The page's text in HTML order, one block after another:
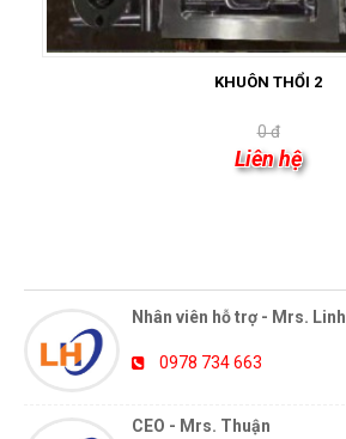
KHUÔN THỔI 2
0 đ
Liên hệ
Nhân viên hỗ trợ - Mrs. Linh
0978 734 663
CEO - Mrs. Thuận